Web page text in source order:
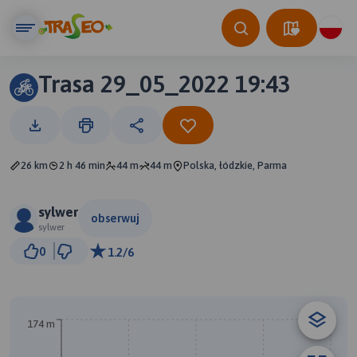
Trasa 29_05_2022 19:43
26 km 2 h 46 min 44 m 44 m Polska, łódzkie, Parma
sylwer
sylwer
obserwuj
0 1.2/6
174 m